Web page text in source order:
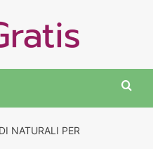
NATURALI PER